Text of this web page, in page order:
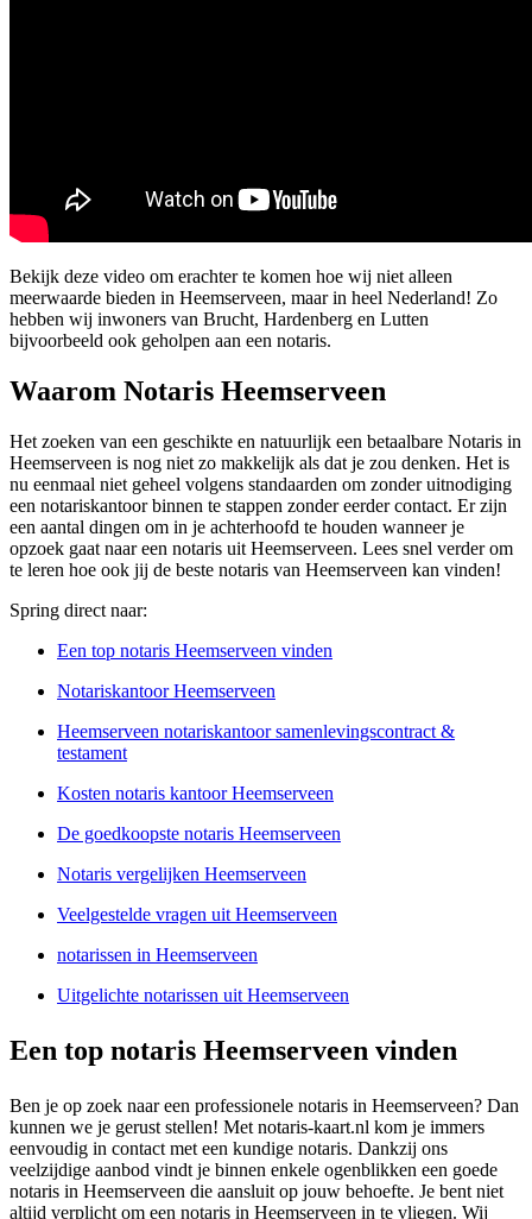
Bekijk deze video om erachter te komen hoe wij niet alleen
meerwaarde bieden in Heemserveen, maar in heel Nederland! Zo
hebben wij inwoners van Brucht, Hardenberg en Lutten
bijvoorbeeld ook geholpen aan een notaris.
Waarom Notaris Heemserveen
Het zoeken van een geschikte en natuurlijk een betaalbare Notaris in
Heemserveen is nog niet zo makkelijk als dat je zou denken. Het is
nu eenmaal niet geheel volgens standaarden om zonder uitnodiging
een notariskantoor binnen te stappen zonder eerder contact. Er zijn
een aantal dingen om in je achterhoofd te houden wanneer je
opzoek gaat naar een notaris uit Heemserveen. Lees snel verder om
te leren hoe ook jij de beste notaris van Heemserveen kan vinden!
Spring direct naar:
Een top notaris Heemserveen vinden
Notariskantoor Heemserveen
Heemserveen notariskantoor samenlevingscontract &
testament
Kosten notaris kantoor Heemserveen
De goedkoopste notaris Heemserveen
Notaris vergelijken Heemserveen
Veelgestelde vragen uit Heemserveen
notarissen in Heemserveen
Uitgelichte notarissen uit Heemserveen
Een top notaris Heemserveen vinden
Ben je op zoek naar een professionele notaris in Heemserveen? Dan
kunnen we je gerust stellen! Met notaris-kaart.nl kom je immers
eenvoudig in contact met een kundige notaris. Dankzij ons
veelzijdige aanbod vindt je binnen enkele ogenblikken een goede
notaris in Heemserveen die aansluit op jouw behoefte. Je bent niet
altijd verplicht om een notaris in Heemserveen in te vliegen. Wij